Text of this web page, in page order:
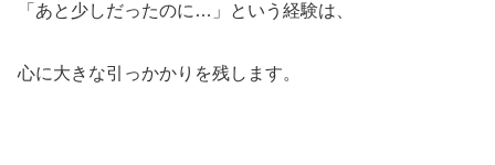
「あと少しだったのに…」という経験は、
心に大きな引っかかりを残します。